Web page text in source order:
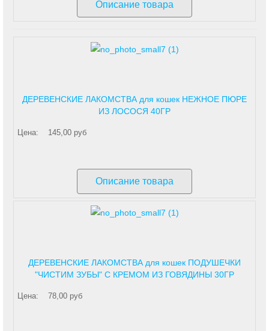
Описание товара
ДЕРЕВЕНСКИЕ ЛАКОМСТВА для кошек НЕЖНОЕ ПЮРЕ
ИЗ ЛОСОСЯ 40ГР
Цена: 145,00 руб
Описание товара
ДЕРЕВЕНСКИЕ ЛАКОМСТВА для кошек ПОДУШЕЧКИ
"ЧИСТИМ ЗУБЫ" С КРЕМОМ ИЗ ГОВЯДИНЫ 30ГР
Цена: 78,00 руб